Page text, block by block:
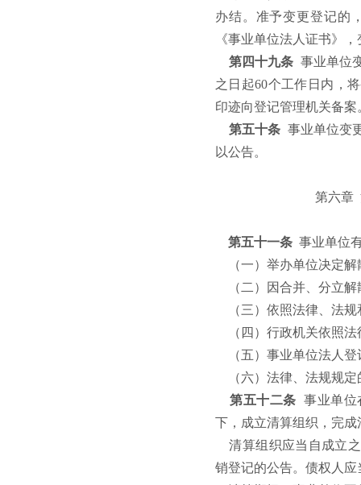
办结。准予变更登记的
《事业单位法人证书》
第四十九条 事业单位
之日起60个工作日内，
印迹向登记管理机关备案
第五十条 事业单位变
以公告。
第六章
第五十一条 事业单位
（一）举办单位决定解
（二）因合并、分立解
（三）依照法律、法
（四）行政机关依照
（五）事业单位法人
（六）法律、法规规
第五十二条 事业单位
下，成立清算组织，完成
清算组织应当自成立
销登记的公告。债权人